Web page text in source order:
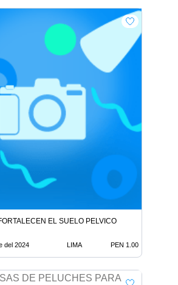
EL SUELO PELVICO
del 2024 LIMA PEN 1.00